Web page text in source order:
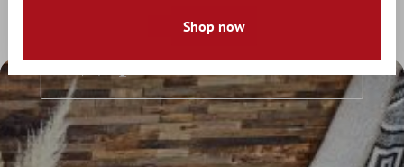
Мозаечни Плочки
Дървена Мозайка
Shop now